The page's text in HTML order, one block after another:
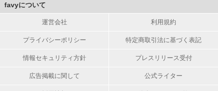
favyについて
運営会社 利用規約
プライバシーポリシー 特定商取引法に基づく表記
情報セキュリティ方針 プレスリリース受付
広告掲載に関して 公式ライター